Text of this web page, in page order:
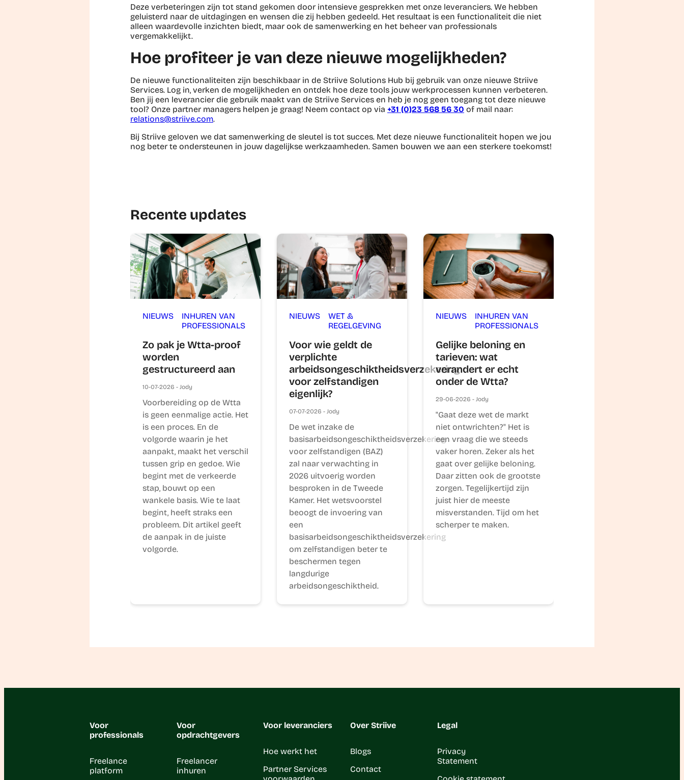
Deze verbeteringen zijn tot stand gekomen door intensieve gesprekken met onze leveranciers. We hebben
geluisterd naar de uitdagingen en wensen die zij hebben gedeeld. Het resultaat is een functionaliteit die niet
alleen waardevolle inzichten biedt, maar ook de samenwerking en het beheer van professionals
vergemakkelijkt.
Hoe profiteer je van deze nieuwe mogelijkheden?
De nieuwe functionaliteiten zijn beschikbaar in de Striive Solutions Hub bij gebruik van onze nieuwe Striive
Services. Log in, verken de mogelijkheden en ontdek hoe deze tools jouw werkprocessen kunnen verbeteren.
Ben jij een leverancier die gebruik maakt van de Striive Services en heb je nog geen toegang tot deze nieuwe
tool? Onze partner managers helpen je graag! Neem contact op via +31 (0)23 568 56 30 of mail naar:
relations@striive.com.
Bij Striive geloven we dat samenwerking de sleutel is tot succes. Met deze nieuwe functionaliteit hopen we jou
nog beter te ondersteunen in jouw dagelijkse werkzaamheden. Samen bouwen we aan een sterkere toekomst!
Recente updates
NIEUWS
INHUREN VAN
PROFESSIONALS
Zo pak je Wtta-proof
worden
gestructureerd aan
10-07-2026 - Jody
Voorbereiding op de Wtta
is geen eenmalige actie. Het
is een proces. En de
volgorde waarin je het
aanpakt, maakt het verschil
tussen grip en gedoe. Wie
begint met de verkeerde
stap, bouwt op een
wankele basis. Wie te laat
begint, heeft straks een
probleem. Dit artikel geeft
de aanpak in de juiste
volgorde.
NIEUWS
WET &
REGELGEVING
Voor wie geldt de
verplichte
arbeidsongeschiktheidsverzekering
voor zelfstandigen
eigenlijk?
07-07-2026 - Jody
De wet inzake de
basisarbeidsongeschiktheidsverzekering
voor zelfstandigen (BAZ)
zal naar verwachting in
2026 uitvoerig worden
besproken in de Tweede
Kamer. Het wetsvoorstel
beoogt de invoering van
een
basisarbeidsongeschiktheidsverzekering
om zelfstandigen beter te
beschermen tegen
langdurige
arbeidsongeschiktheid.
NIEUWS
INHUREN VAN
PROFESSIONALS
Gelijke beloning en
tarieven: wat
verandert er echt
onder de Wtta?
29-06-2026 - Jody
"Gaat deze wet de markt
niet ontwrichten?" Het is
een vraag die we steeds
vaker horen. Zeker als het
gaat over gelijke beloning.
Daar zitten ook de grootste
zorgen. Tegelijkertijd zijn
juist hier de meeste
misverstanden. Tijd om het
scherper te maken.
Voor
professionals
Freelance
platform
Voor
opdrachtgevers
Freelancer
inhuren
Voor leveranciers
Hoe werkt het
Partner Services
Over Striive
Blogs
Contact
Legal
Privacy
Statement